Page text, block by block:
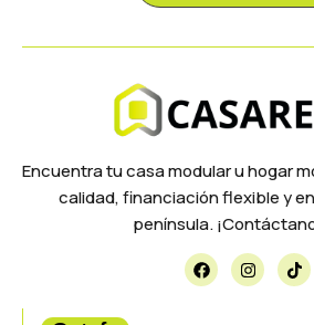
Encuentra tu casa modular u hogar
calidad, financiación flexible y
península.